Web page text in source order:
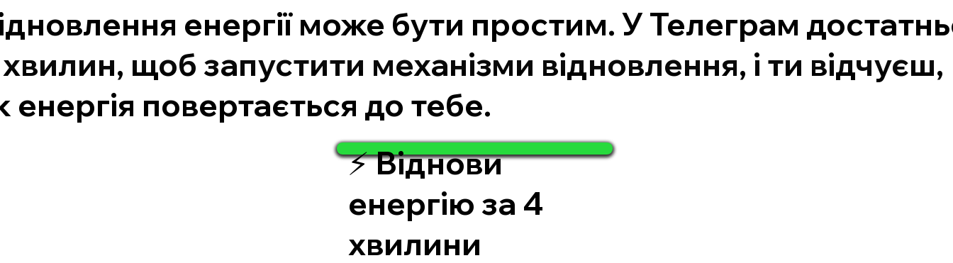
енергії може бути простим. У Телеграм
щоб запустити механізми відновлення, і ти відчуєш,
енергія повертається до тебе.
⚡️ Віднови
енергію за 4
хвилини